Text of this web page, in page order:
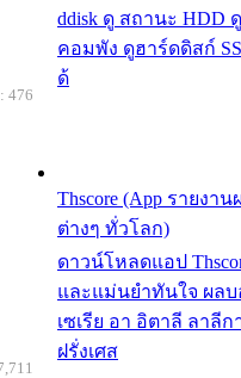
ddisk ดู สถานะ HDD
คอมพัง ดูฮาร์ดดิสก์
ด้
Thscore (App รายง
ต่างๆ ทั่วโลก)
ดาวน์โหลดแอป
และแม่นยำทันใจ ผล
เซเรีย อา อิตาลี ลาลี
ฝรั่งเศส
476